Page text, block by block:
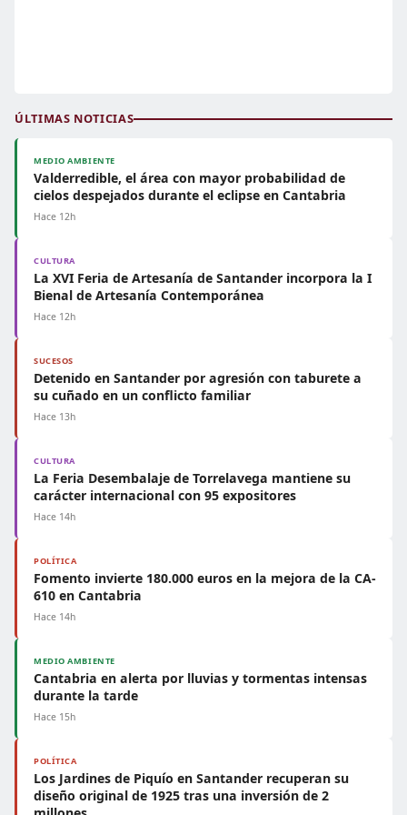
ÚLTIMAS NOTICIAS
MEDIO AMBIENTE
Valderredible, el área con mayor probabilidad de
cielos despejados durante el eclipse en Cantabria
Hace 12h
CULTURA
La XVI Feria de Artesanía de Santander incorpora la I
Bienal de Artesanía Contemporánea
Hace 12h
SUCESOS
Detenido en Santander por agresión con taburete a
su cuñado en un conflicto familiar
Hace 13h
CULTURA
La Feria Desembalaje de Torrelavega mantiene su
carácter internacional con 95 expositores
Hace 14h
POLÍTICA
Fomento invierte 180.000 euros en la mejora de la CA-
610 en Cantabria
Hace 14h
MEDIO AMBIENTE
Cantabria en alerta por lluvias y tormentas intensas
durante la tarde
Hace 15h
POLÍTICA
Los Jardines de Piquío en Santander recuperan su
diseño original de 1925 tras una inversión de 2